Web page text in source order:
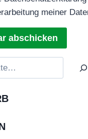
meiner